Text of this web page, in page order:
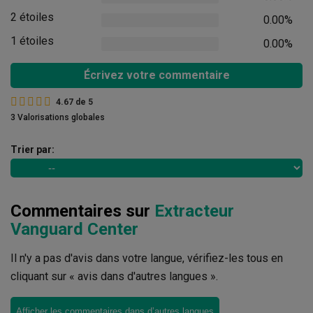
2 étoiles
0.00%
1 étoiles
0.00%
Écrivez votre commentaire
4.67 de 5
3 Valorisations globales
Trier par:
Commentaires sur Extracteur
Vanguard Center
Il n'y a pas d'avis dans votre langue, vérifiez-les tous en
cliquant sur « avis dans d'autres langues ».